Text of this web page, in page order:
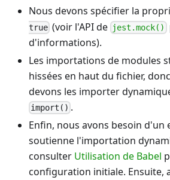
Nous devons spécifier la
true (voir l'API de jest.mock()
d'informations).
Les importations de modules
hissées en haut du fichier,
devons les importer
import() .
Enfin, nous avons besoin
soutienne l'importation
consulter Utilisation de Babel
configuration initiale. Ensuite,